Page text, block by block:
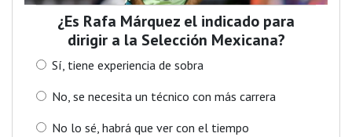
¿Es Rafa Márquez el indicado para
dirigir a la Selección Mexicana?
Sí, tiene experiencia de sobra
No, se necesita un técnico con más carrera
No lo sé, habrá que ver con el tiempo